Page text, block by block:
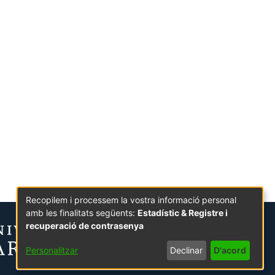
Recopilem i processem la vostra informació personal
amb les finalitats següents: Estadístic & Registre i
recuperació de contrasenya
Personalitzar Declinar D'acord